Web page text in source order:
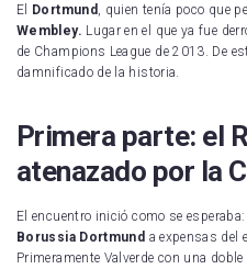
El Dortmund , quien tenía poco que
Wembley. Lugar en el que ya fue
de Champions League de 2013. De
damnificado de la historia.
Primera parte: el
atenazado por la
El encuentro inició como se
Borussia Dortmund a expensas del
Primeramente Valverde con una